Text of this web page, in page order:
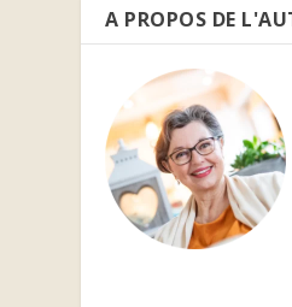
A PROPOS DE